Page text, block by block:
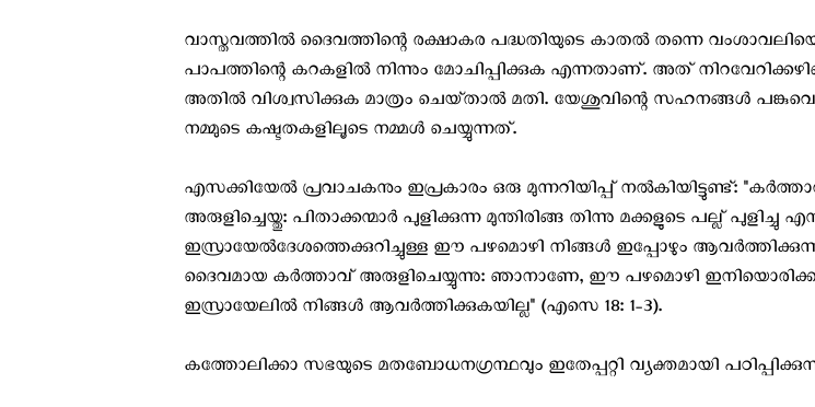
വാസ്തവത്തില്‍ ദൈവത്തിന്റെ രക്ഷാകര പദ്ധതിയുടെ കാതല്‍ തന്നെ
പാപത്തിന്റെ കറകളില്‍ നിന്നും മോചിപ്പിക്കുക എന്നതാണ്. അത്
അതില്‍ വിശ്വസിക്കുക മാത്രം ചെയ്‌താല്‍ മതി. യേശുവിന്റെ സഹനങ്ങള്‍
നമ്മുടെ കഷ്ടതകളിലൂടെ നമ്മള്‍ ചെയ്യുന്നത്.
എസക്കിയേല്‍ പ്രവാചകനും ഇപ്രകാരം ഒരു മുന്നറിയിപ്പ് നല്‍കിയിട്ടുണ്ട്:
അരുളിച്ചെയ്തു: പിതാക്കന്മാർ പുളിക്കുന്ന മുന്തിരിങ്ങ തിന്നു മക്കളുടെ പല്ല് പുളിച്ചു
ഇസ്രായേല്‍ദേശത്തെക്കുറിച്ചുള്ള ഈ പഴമൊഴി നിങ്ങൾ ഇപ്പോഴും
ദൈവമായ കര്‍ത്താവ് അരുളിചെയ്യുന്നു: ഞാനാണേ, ഈ പഴമൊഴി
ഇസ്രായേലില്‍ നിങ്ങള്‍ ആവര്‍ത്തിക്കുകയില്ല" (എസെ 18: 1-3).
കത്തോലിക്കാ സഭയുടെ മതബോധനഗ്രന്ഥവും ഇതേപ്പറ്റി വ്യക്തമായി